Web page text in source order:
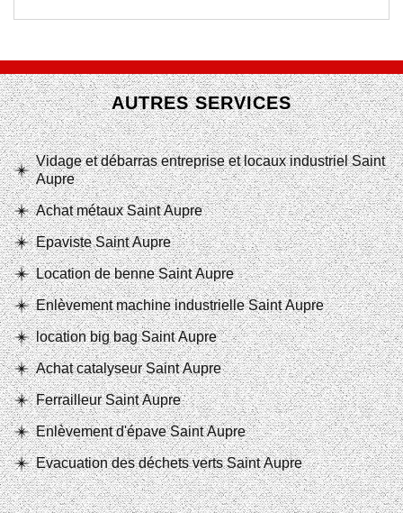
AUTRES SERVICES
Vidage et débarras entreprise et locaux industriel Saint
Aupre
Achat métaux Saint Aupre
Epaviste Saint Aupre
Location de benne Saint Aupre
Enlèvement machine industrielle Saint Aupre
location big bag Saint Aupre
Achat catalyseur Saint Aupre
Ferrailleur Saint Aupre
Enlèvement d'épave Saint Aupre
Evacuation des déchets verts Saint Aupre